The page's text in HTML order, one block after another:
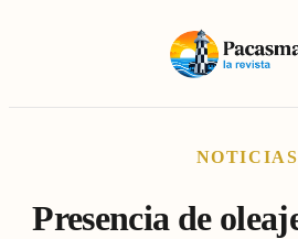
NOTICIAS
Presencia de